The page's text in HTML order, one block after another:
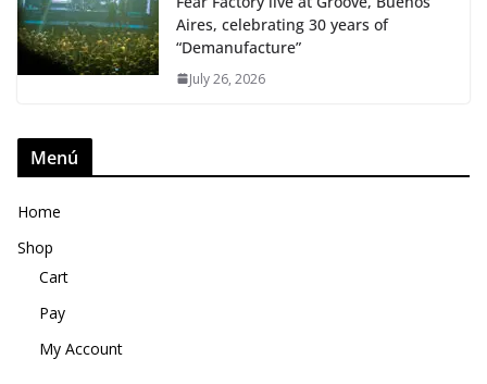
Aires, celebrating 30 years of
“Demanufacture”
July 26, 2026
Menú
Home
Shop
Cart
Pay
My Account